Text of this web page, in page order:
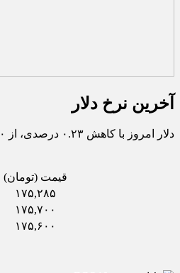
آخرین نرخ دلار
دلار امروز با کاهش ۰.۲۳ درصدی، از ۱۷۵,۷۰۰ (یکصد و هفتاد و پنج هزار و هفتصد ) تومان به ۱۷۵,۲۸۵ (یکصد و هفتاد و پنج هزار و دویست و هشتاد و پنج ) تومان رسید.
قیمت (تومان)
۱۷۵,۲۸۵
۱۷۵,۷۰۰
۱۷۵,۶۰۰